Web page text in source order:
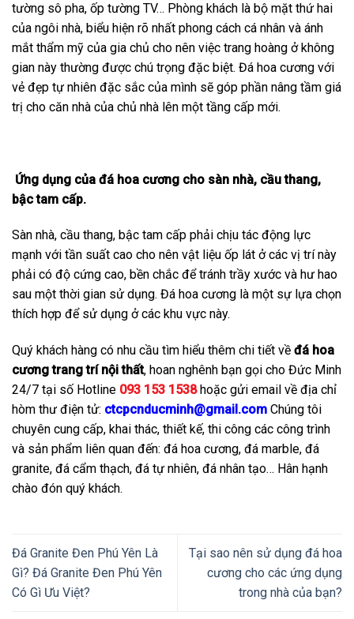
tường sô pha, ốp tường TV… Phòng khách là bộ mặt thứ hai
của ngôi nhà, biểu hiện rõ nhất phong cách cá nhân và ánh
mắt thẩm mỹ của gia chủ cho nên việc trang hoàng ở không
gian này thường được chú trọng đặc biệt. Đá hoa cương với
vẻ đẹp tự nhiên đặc sắc của mình sẽ góp phần nâng tầm giá
trị cho căn nhà của chủ nhà lên một tầng cấp mới.
Ứng dụng của đá hoa cương cho sàn nhà, cầu thang,
bậc tam cấp.
Sàn nhà, cầu thang, bậc tam cấp phải chịu tác động lực
mạnh với tần suất cao cho nên vật liệu ốp lát ở các vị trí này
phải có độ cứng cao, bền chắc để tránh trầy xước và hư hao
sau một thời gian sử dụng. Đá hoa cương là một sự lựa chọn
thích hợp để sử dụng ở các khu vực này.
Quý khách hàng có nhu cầu tìm hiểu thêm chi tiết về đá hoa
cương trang trí nội thất, hoan nghênh bạn gọi cho Đức Minh
24/7 tại số Hotline 093 153 1538 hoặc gửi email về địa chỉ
hòm thư điện tử: ctcpcnducminh@gmail.com Chúng tôi
chuyên cung cấp, khai thác, thiết kế, thi công các công trình
và sản phẩm liên quan đến: đá hoa cương, đá marble, đá
granite, đá cẩm thạch, đá tự nhiên, đá nhân tạo… Hân hạnh
chào đón quý khách.
Đá Granite Đen Phú Yên Là
Gì? Đá Granite Đen Phú Yên
Có Gì Ưu Việt?
Tại sao nên sử dụng đá hoa
cương cho các ứng dụng
trong nhà của bạn?